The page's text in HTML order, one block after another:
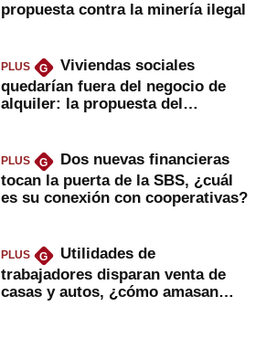
propuesta contra la minería ilegal
PLUS G
Viviendas sociales
quedarían fuera del negocio de
alquiler: la propuesta del
PLUS G
Dos nuevas financieras
tocan la puerta de la SBS, ¿cuál
es su conexión con cooperativas?
PLUS G
Utilidades de
trabajadores disparan venta de
casas y autos, ¿cómo amasan